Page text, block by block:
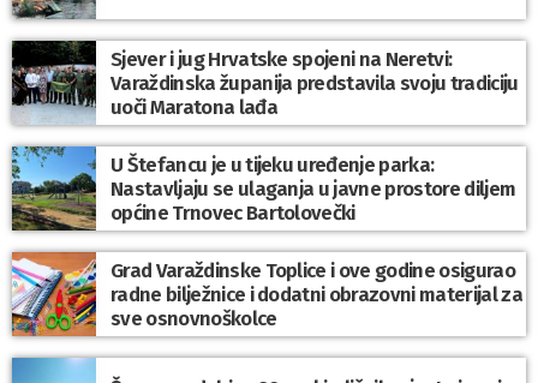
Sjever i jug Hrvatske spojeni na Neretvi:
Varaždinska županija predstavila svoju tradiciju
uoči Maratona lađa
U Štefancu je u tijeku uređenje parka:
Nastavljaju se ulaganja u javne prostore diljem
općine Trnovec Bartolovečki
Grad Varaždinske Toplice i ove godine osigurao
radne bilježnice i dodatni obrazovni materijal za
sve osnovnoškolce